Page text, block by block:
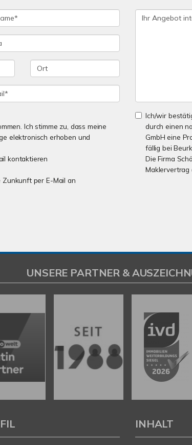
Ich stimme zu, dass meine
elektronisch erhoben und
kontaktieren
per E-Mail an
Ich/wir
durch einen
GmbH eine
fällig bei
Die Firma
Maklervertrag
UNSERE PARTNER &
INHALT